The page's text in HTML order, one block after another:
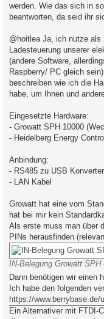
werden. Wie das sich in
beantworten, da seid ihr
@hoitlea Ja, ich nutze als
Ladesteuerung unserer
(andere Software,
Raspberry/ PC gleich
beschreiben wie ich die
habe, um Ihnen und
Eingesetzte Hardware:
- Growatt SPH 10000
- Heidelberg Energy
Anbindung:
- RS485 zu USB Konverter
- LAN Kabel
Growatt hat eine vom
hat bei mir kein
Als erste muss man über
PINs herausfinden
IN-Belegung Growatt SPH
Dann benötigen wir einen
Ich habe den folgenden
https://www.berrybase.de/
Ein Alternativer mit FTDI-